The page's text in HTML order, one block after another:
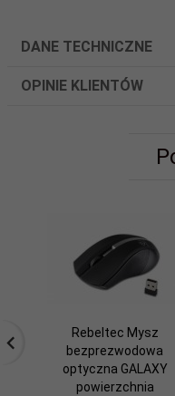
DANE TECHNICZNE
OPINIE KLIENTÓW
Rebeltec Mysz
bezprezwodowa
optyczna GALAXY
powierzchnia